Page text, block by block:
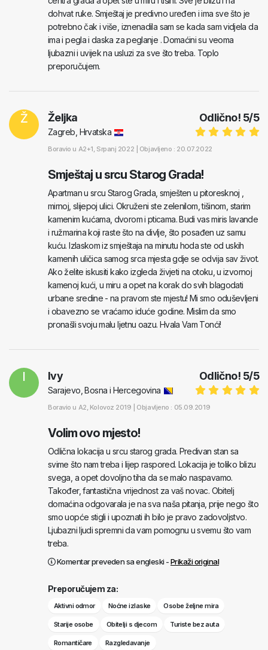
dohvat ruke. Smještaj je predivno uređen i ima sve što je
potrebno čak i više, iznenadila sam se kada sam vidjela da
ima i pegla i daska za peglanje . Domaćini su veoma
ljubazni i uvijek na usluzi za sve što treba. Toplo
preporučujem.
Ž Odlično! 5/5
Željka
Zagreb, Hrvatska
Boravio u A2+1, Srpanj 2022 | Objavljeno : 20.07.2022
Smještaj u srcu Starog Grada!
Apartman u srcu Starog Grada, smješten u pitoresknoj ,
mirnoj, slijepoj ulici. Okruženi ste zelenilom, tišinom, starim
kamenim kućama, dvorom i pticama. Budi vas miris lavande
i ružmarina koji raste što na divlje, što posađen uz samu
kuću. Izlaskom iz smještaja na minutu hoda ste od uskih
kamenih uličica samog srca mjesta gdje se odvija sav život.
Ako želite iskusiti kako izgleda živjeti na otoku, u izvornoj
kamenoj kući, u miru a opet na korak do svih blagodati
urbane sredine - na pravom ste mjestu! Mi smo oduševljeni
i obavezno se vraćamo iduće godine. Mislim da smo
pronašli svoju malu ljetnu oazu. Hvala Vam Tonći!
I Odlično! 5/5
Ivy
Sarajevo, Bosna i Hercegovina
Boravio u A2, Kolovoz 2019 | Objavljeno : 05.09.2019
Volim ovo mjesto!
Odlična lokacija u srcu starog grada. Predivan stan sa
svime što nam treba i lijep raspored. Lokacija je toliko blizu
svega, a opet dovoljno tiha da se malo naspavamo.
Također, fantastična vrijednost za vaš novac. Obitelj
domaćina odgovarala je na sva naša pitanja, prije nego što
smo uopće stigli i upoznati ih bilo je pravo zadovoljstvo.
Ljubazni ljudi spremni da vam pomognu u svemu što vam
treba.
Komentar preveden sa engleski -Prikaži original
Preporučujem za:
Aktivni odmor Noćne izlaske Osobe željne mira
Starije osobe Obitelji s djecom Turiste bez auta
Romantičare Razgledavanje